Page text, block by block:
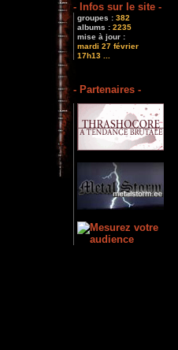
- Infos sur le site -
groupes : 382
albums : 2235
mise à jour :
mardi 27 février
17h13 ...
- Partenaires -